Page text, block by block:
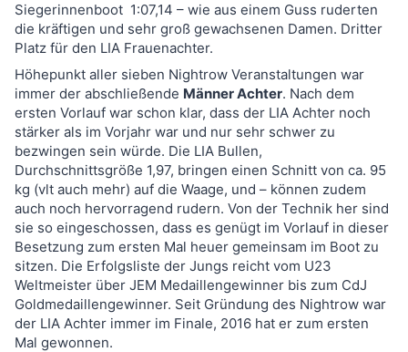
Siegerinnenboot 1:07,14 – wie aus einem Guss ruderten
die kräftigen und sehr groß gewachsenen Damen. Dritter
Platz für den LIA Frauenachter.
Höhepunkt aller sieben Nightrow Veranstaltungen war
immer der abschließende Männer Achter. Nach dem
ersten Vorlauf war schon klar, dass der LIA Achter noch
stärker als im Vorjahr war und nur sehr schwer zu
bezwingen sein würde. Die LIA Bullen,
Durchschnittsgröße 1,97, bringen einen Schnitt von ca. 95
kg (vlt auch mehr) auf die Waage, und – können zudem
auch noch hervorragend rudern. Von der Technik her sind
sie so eingeschossen, dass es genügt im Vorlauf in dieser
Besetzung zum ersten Mal heuer gemeinsam im Boot zu
sitzen. Die Erfolgsliste der Jungs reicht vom U23
Weltmeister über JEM Medaillengewinner bis zum CdJ
Goldmedaillengewinner. Seit Gründung des Nightrow war
der LIA Achter immer im Finale, 2016 hat er zum ersten
Mal gewonnen.